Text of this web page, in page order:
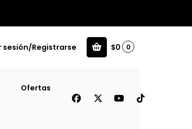
sesión/Registrarse $0 0
Ofertas